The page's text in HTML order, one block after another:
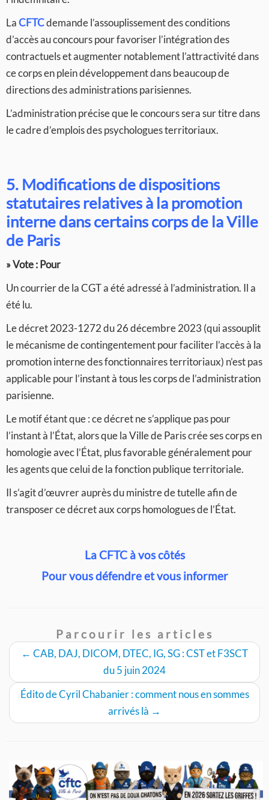
LaCFTCdemande l’assouplissement des conditions
d’accès au concours pour favoriser l’intégration des
contractuels et augmenter notablement l’attractivité dans
ce corps en plein développement dans beaucoup de
directions des administrations parisiennes.
L’administration précise que le concours sera sur titre dans
le cadre d’emplois des psychologues territoriaux.
5. Modifications de dispositions
statutaires relatives à la promotion
interne dans certains corps de la Ville
de Paris
» Vote : Pour
Un courrier de la CGT a été adressé à l’administration. Il a
été lu.
Le décret 2023-1272 du 26 décembre 2023 (qui assouplit
le mécanisme de contingentement pour faciliter l’accès à la
promotion interne des fonctionnaires territoriaux) n’est pas
applicable pour l’instant à tous les corps de l’administration
parisienne.
Le motif étant que : ce décret ne s’applique pas pour
l’instant à l’État, alors que la Ville de Paris crée ses corps en
homologie avec l’État, plus favorable généralement pour
les agents que celui de la fonction publique territoriale.
Il s’agit d’œuvrer auprès du ministre de tutelle afin de
transposer ce décret aux corps homologues de l’État.
La CFTC à vos côtés
Pour vous défendre et vous informer
Parcourir les articles
← CAB, DAJ, DICOM, DTEC, IG, SG : CST et F3SCT
du 5 juin 2024
Édito de Cyril Chabanier : comment nous en sommes
arrivés là →